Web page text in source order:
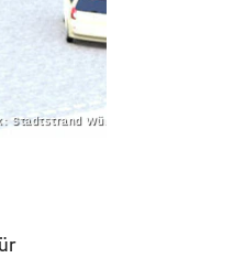
Stadtstrand Würzburg